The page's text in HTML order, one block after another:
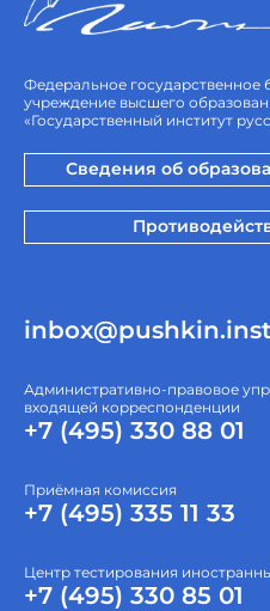
Федеральное государственное
учреждение высшего
«Государственный институт
Сведения об
Административно-правовое
входящей корреспонденции
+7 (495) 330 88 01
Приёмная комиссия
+7 (495) 335 11 33
Центр тестирования
+7 (495) 330 85 01